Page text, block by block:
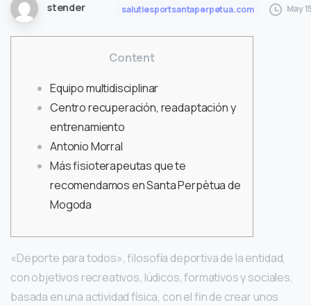
stender salutiesportsantaperpetua.com May
Content
Equipo multidisciplinar
Centro recuperación, readaptación y
entrenamiento
Antonio Morral
Más fisioterapeutas que te
recomendamos en Santa Perpètua de
Mogoda
«Deporte para todos», filosofía deportiva de la entidad,
con objetivos recreativos, lúdicos, formativos y sociales,
basada en una actividad física, con el fin de crear unos